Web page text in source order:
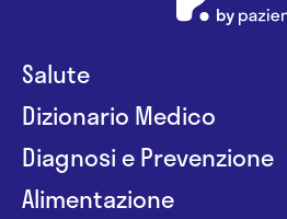
Salute
Dizionario Medico
Diagnosi e Prevenzione
Alimentazione